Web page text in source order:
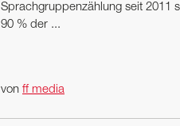
Sprachgruppenzählung seit 2011
90 % der ...
von ff media